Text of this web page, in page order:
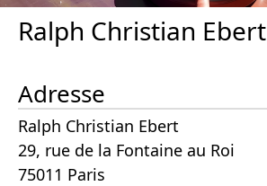
Ralph Christian Ebert
Adresse
Ralph Christian Ebert
29, rue de la Fontaine au Roi
75011 Paris